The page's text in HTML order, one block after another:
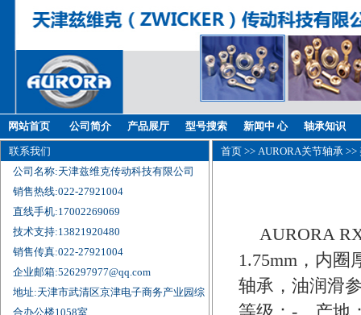
网站首页 公司简介 产品展厅 型号搜索 新闻中 心 轴承知识
联系我们
公司名称:天津兹维克传动科技有限公司
销售热线:022-27921004
直线手机:17002269069
技术支持:13821920480
销售传真:022-27921004
企业邮箱:526297977@qq.com
地址:天津市武清区京津电子商务产业园综
合办公楼1058室
首页 >> AURORA关节轴承 >>
AURORA
1.75mm，内圈
轴承，油润滑